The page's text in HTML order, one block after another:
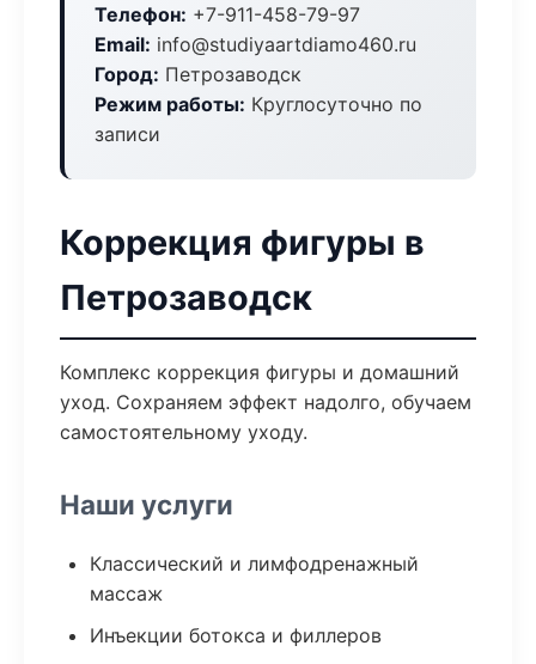
Телефон: +7-911-458-79-97
Email: info@studiyaartdiamo460.ru
Город: Петрозаводск
Режим работы: Круглосуточно по
записи
Коррекция фигуры в
Петрозаводск
Комплекс коррекция фигуры и домашний
уход. Сохраняем эффект надолго, обучаем
самостоятельному уходу.
Наши услуги
Классический и лимфодренажный
массаж
Инъекции ботокса и филлеров